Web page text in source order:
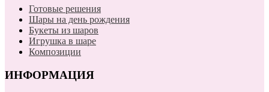
Готовые решения
Шары на день рождения
Букеты из шаров
Игрушка в шаре
Композиции
ИНФОРМАЦИЯ